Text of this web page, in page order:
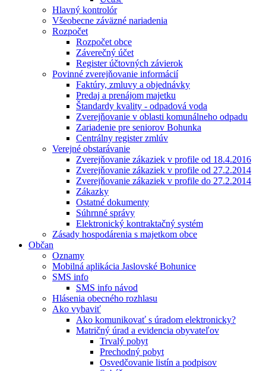
Hlavný kontrolór
Všeobecne záväzné nariadenia
Rozpočet
Rozpočet obce
Záverečný účet
Register účtovných závierok
Povinné zverejňovanie informácií
Faktúry, zmluvy a objednávky
Predaj a prenájom majetku
Štandardy kvality - odpadová voda
Zverejňovanie v oblasti komunálneho odpadu
Zariadenie pre seniorov Bohunka
Centrálny register zmlúv
Verejné obstarávanie
Zverejňovanie zákaziek v profile od 18.4.2016
Zverejňovanie zákaziek v profile od 27.2.2014
Zverejňovanie zákaziek v profile do 27.2.2014
Zákazky
Ostatné dokumenty
Súhrnné správy
Elektronický kontraktačný systém
Zásady hospodárenia s majetkom obce
Občan
Oznamy
Mobilná aplikácia Jaslovské Bohunice
SMS info
SMS info návod
Hlásenia obecného rozhlasu
Ako vybaviť
Ako komunikovať s úradom elektronicky?
Matričný úrad a evidencia obyvateľov
Trvalý pobyt
Prechodný pobyt
Osvedčovanie listín a podpisov